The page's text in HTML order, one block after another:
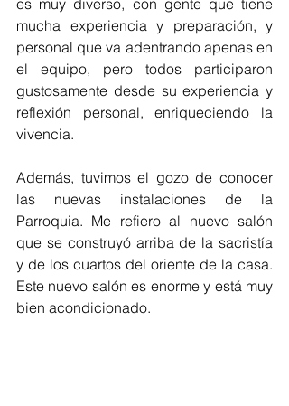
mucha experiencia y preparación, y
personal que va adentrando apenas en
el equipo, pero todos participaron
gustosamente desde su experiencia y
reflexión personal, enriqueciendo la
vivencia.
Además, tuvimos el gozo de conocer
las nuevas instalaciones de la
Parroquia. Me refiero al nuevo salón
que se construyó arriba de la sacristía
y de los cuartos del oriente de la casa.
Este nuevo salón es enorme y está muy
bien acondicionado.